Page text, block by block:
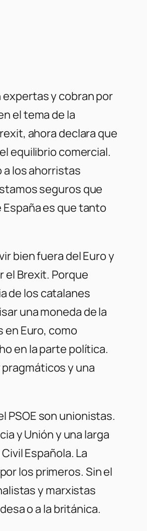
y cobran por
el tema de la
ahora declara que
equilibrio comercial.
a los ahorristas
seguros que
es que tanto
bien fuera del Euro y
el Brexit. Porque
de los catalanes
una moneda de la
en Euro, como
en la parte política.
y una
PSOE son unionistas.
y Unión y una larga
Española. La
los primeros. Sin el
y marxistas
o a la británica.